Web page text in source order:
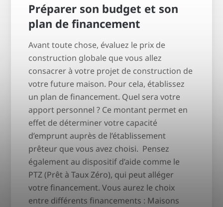
Préparer son budget et son
plan de financement
Avant toute chose, évaluez le prix de
construction globale que vous allez
consacrer à votre projet de construction de
votre future maison. Pour cela, établissez
un plan de financement. Quel sera votre
apport personnel ? Ce montant permet en
effet de déterminer votre capacité
d’emprunt auprès de l’établissement
prêteur que vous avez choisi. Pensez
également au dispositif d’aide comme le
PTZ (Prêt à Taux Zéro), qui peut alléger
votre financement. Vous aurez le choix
entre différents financements : Maisons